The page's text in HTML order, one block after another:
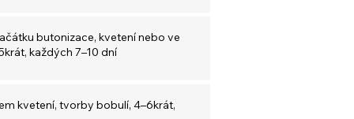
butonizace, kvetení nebo ve
každých 7–10 dní
kvetení, tvorby bobulí, 4–6krát,